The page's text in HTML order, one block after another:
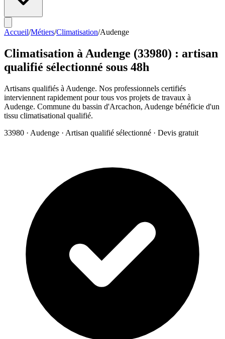
Accueil/Métiers/Climatisation/Audenge
Climatisation à Audenge (33980) : artisan
qualifié sélectionné sous 48h
Artisans qualifiés à Audenge. Nos professionnels certifiés
interviennent rapidement pour tous vos projets de travaux à
Audenge. Commune du bassin d'Arcachon, Audenge bénéficie d'un
tissu climatisational qualifié.
33980 · Audenge · Artisan qualifié sélectionné · Devis gratuit